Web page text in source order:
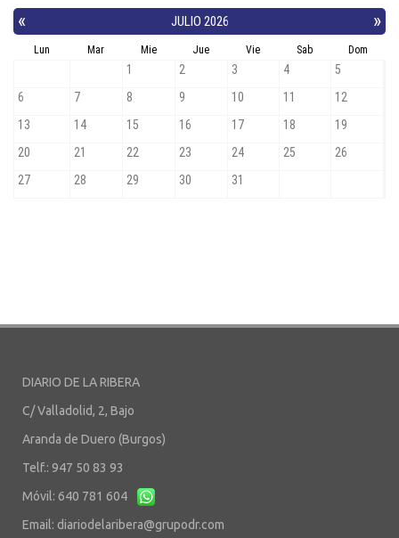
DIARIO DE LA RIBERA
C/ Valladolid, 2, Bajo
Aranda de Duero (Burgos)
Telf.: 947 50 83 93
Móvil: 640 781 604
Email: diariodelaribera@grupodr.com